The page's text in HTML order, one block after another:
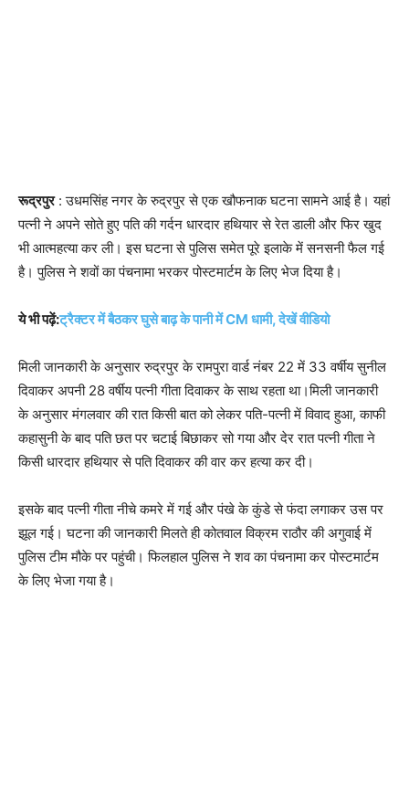
रूद्रपुर: उधमसिंह नगर के रुद्रपुर से एक खौफनाक घटना सामने आई है। यहां
पत्नी ने अपने सोते हुए पति की गर्दन धारदार हथियार से रेत डाली और फिर खुद
भी आत्महत्या कर ली। इस घटना से पुलिस समेत पूरे इलाके में सनसनी फैल गई
है। पुलिस ने शवों का पंचनामा भरकर पोस्टमार्टम के लिए भेज दिया है।
ये भी पढ़ें:ट्रैक्टर में बैठकर घुसे बाढ़ के पानी में CM धामी, देखें वीडियो
मिली जानकारी के अनुसार रुद्रपुर के रामपुरा वार्ड नंबर 22 में 33 वर्षीय सुनील
दिवाकर अपनी 28 वर्षीय पत्नी गीता दिवाकर के साथ रहता था।मिली जानकारी
के अनुसार मंगलवार की रात किसी बात को लेकर पति-पत्नी में विवाद हुआ, काफी
कहासुनी के बाद पति छत पर चटाई बिछाकर सो गया और देर रात पत्नी गीता ने
किसी धारदार हथियार से पति दिवाकर की वार कर हत्या कर दी।
इसके बाद पत्नी गीता नीचे कमरे में गई और पंखे के कुंडे से फंदा लगाकर उस पर
झूल गई। घटना की जानकारी मिलते ही कोतवाल विक्रम राठौर की अगुवाई में
पुलिस टीम मौके पर पहुंची। फिलहाल पुलिस ने शव का पंचनामा कर पोस्टमार्टम
के लिए भेजा गया है।